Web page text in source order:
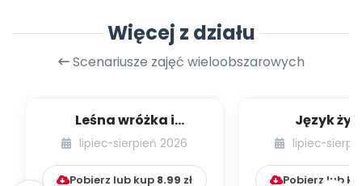
Więcej z działu
Scenariusze zajęć wieloobszarowych
Leśna wróżka i
przyjaciele
lipiec-sierpień 2026
Pobierz lub kup 8.99 zł
Język
lipiec-
Pobierz lub